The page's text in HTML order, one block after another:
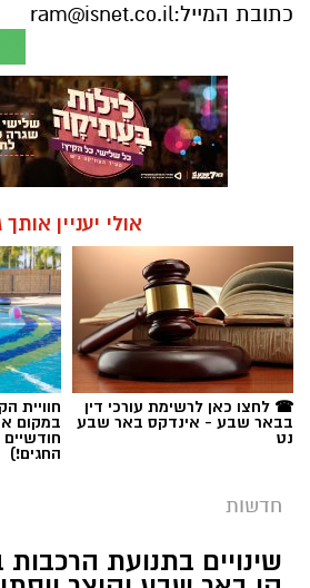
כתובת המייל:ram@isnet.co.il
אולי יעניין אותך
☎ לחצו כאן לרשימת עורכי דין
בבאר שבע - אינדקס באר שבע
נט
חוויית
במקום
החגים!)
חדשות
שינויים בתנועת